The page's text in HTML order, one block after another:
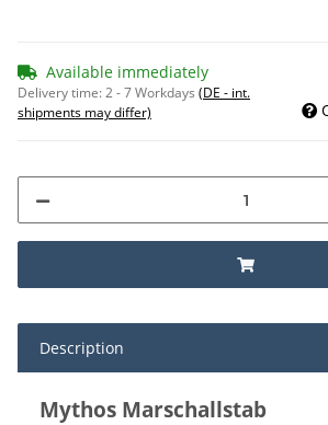
Available immediately
Delivery time:2 - 7 Workdays (DE - int.
shipments may differ)
Description
Mythos Marschallstab